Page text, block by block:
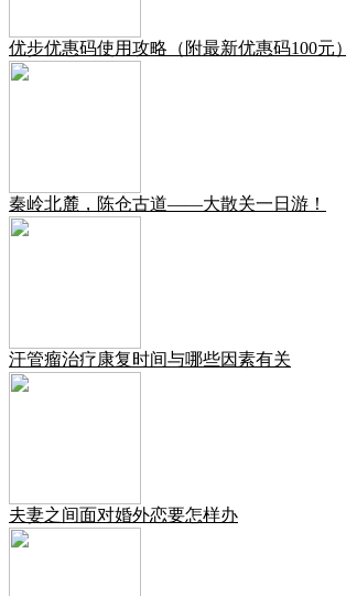
优步优惠码使用攻略（附最新优惠码100元）
秦岭北麓，陈仓古道——大散关一日游！
汗管瘤治疗康复时间与哪些因素有关
夫妻之间面对婚外恋要怎样办